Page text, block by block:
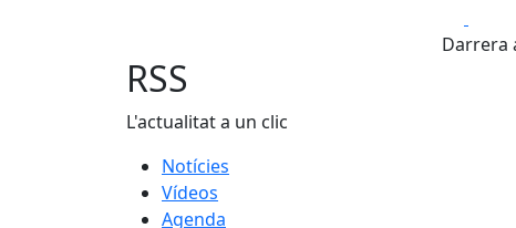
Darrera
RSS
L'actualitat a un clic
Notícies
Vídeos
Agenda